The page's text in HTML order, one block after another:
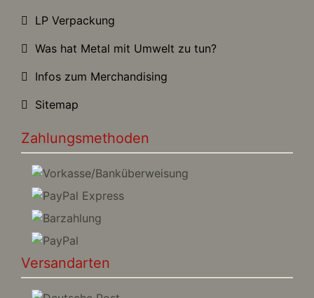
LP Verpackung
Was hat Metal mit Umwelt zu tun?
Infos zum Merchandising
Sitemap
Zahlungsmethoden
Versandarten